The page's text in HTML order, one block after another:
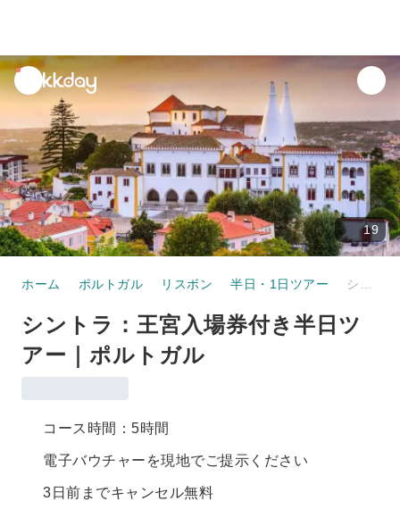
unread
notifications
19
ホーム ポルトガル リスボン 半日・1日ツアー
シントラ：王宮入場券付き半日ツ
アー｜ポルトガル
コース時間：5時間
電子バウチャーを現地でご提示ください
3日前までキャンセル無料